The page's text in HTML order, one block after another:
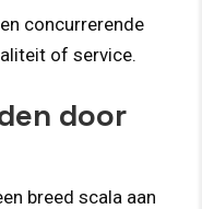
concurrerende
of service.
door
breed scala aan